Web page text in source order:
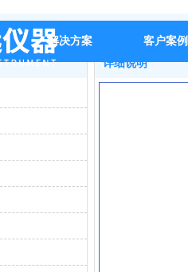
解决方案 客户案例
银离子 >>
详细说明